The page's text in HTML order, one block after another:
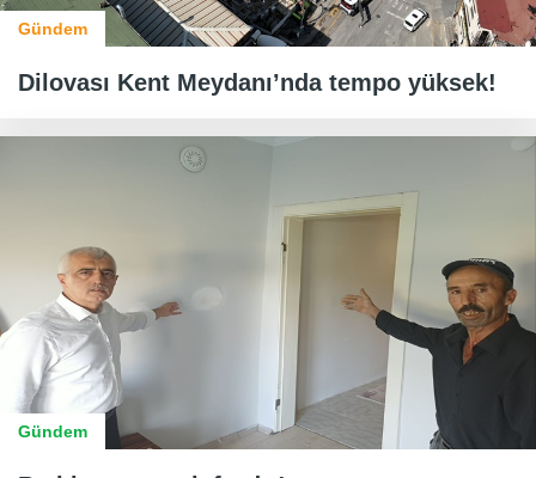
Gündem
Dilovası Kent Meydanı’nda tempo yüksek!
Gündem